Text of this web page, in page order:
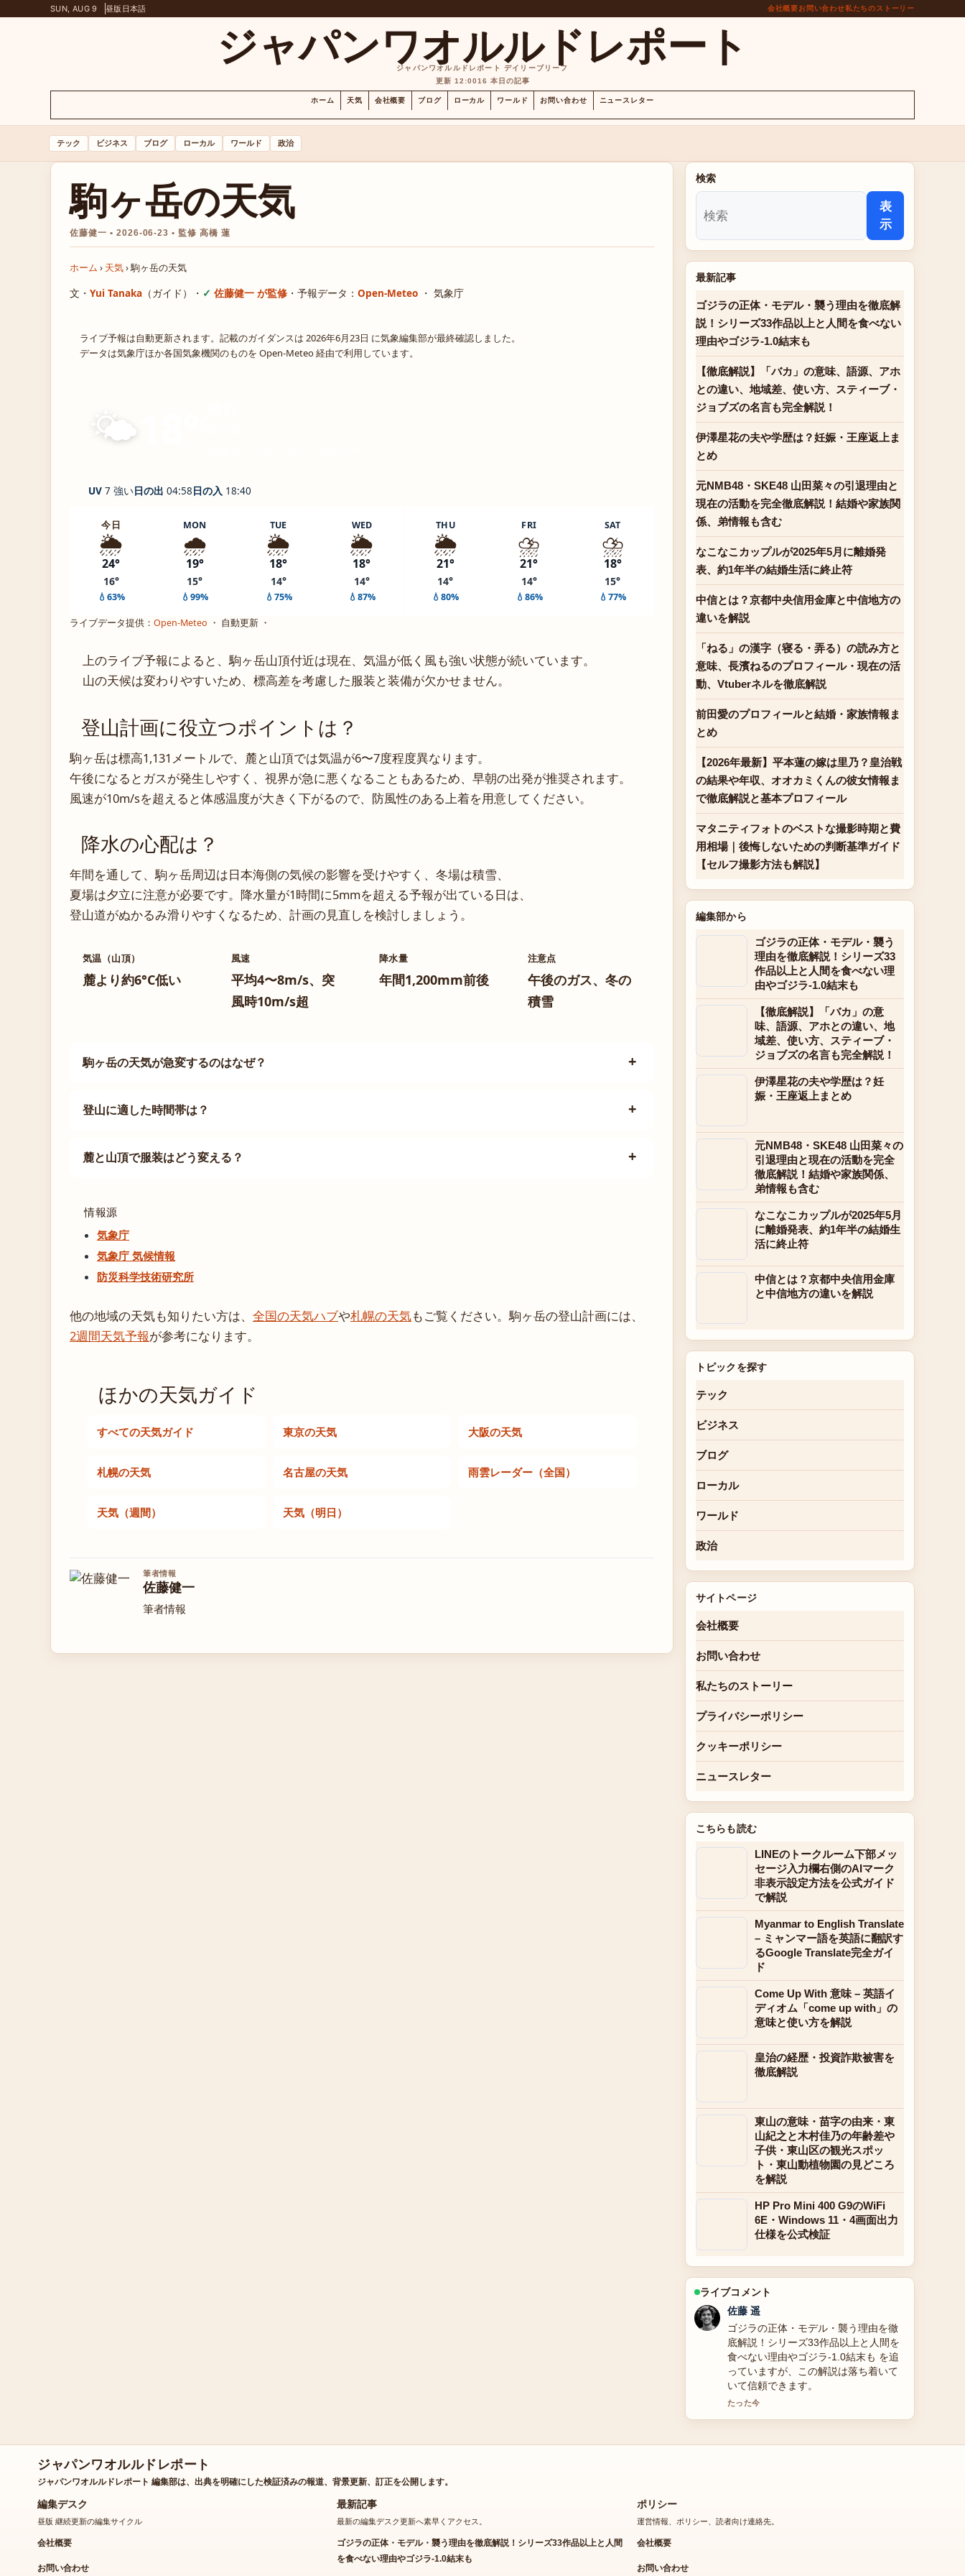
SUN, AUG 9 昼版 日本語 会社概要お問い合わせ私たちのストーリー
ジャパンワオルルドレポート
ジャパンワオルルドレポート デイリーブリーフ
更新 12:0016 本日の記事
ホーム 天気 会社概要 ブログ ローカル ワールド お問い合わせ ニュースレター
テック ビジネス ブログ ローカル ワールド 政治
駒ヶ岳の天気
佐藤健一 • 2026-06-23 • 監修 高橋 蓮
ホーム › 天気›駒ヶ岳の天気
文・ Yui Tanaka （ガイド） ・ 佐藤健一 が監修 ・ 予報データ： Open-Meteo ・ 気象庁
ライブ予報は自動更新されます。記載のガイダンスは 2026年6月23日 に気象編集部が最終確認しました。
データは気象庁ほか各国気象機関のものを Open-Meteo 経由で利用しています。
🌤️
UV 7 強い日の出 04:58日の入 18:40
今日
🌦️
24°
16°
💧63%
MON
🌧️
19°
15°
💧99%
TUE
🌦️
18°
14°
💧75%
WED
🌦️
18°
14°
💧87%
THU
🌦️
21°
14°
💧80%
FRI
⛈️
21°
14°
💧86%
SAT
⛈️
18°
15°
💧77%
ライブデータ提供： Open-Meteo ・ 自動更新 ・
上のライブ予報によると、駒ヶ岳山頂付近は現在、気温が低く風も強い状態が続いています。
山の天候は変わりやすいため、標高差を考慮した服装と装備が欠かせません。
登山計画に役立つポイントは？
駒ヶ岳は標高1,131メートルで、麓と山頂では気温が6〜7度程度異なります。
午後になるとガスが発生しやすく、視界が急に悪くなることもあるため、早朝の出発が推奨されます。
風速が10m/sを超えると体感温度が大きく下がるので、防風性のある上着を用意してください。
降水の心配は？
年間を通して、駒ヶ岳周辺は日本海側の気候の影響を受けやすく、冬場は積雪、
夏場は夕立に注意が必要です。降水量が1時間に5mmを超える予報が出ている日は、
登山道がぬかるみ滑りやすくなるため、計画の見直しを検討しましょう。
気温（山頂）
麓より約6°C低い
風速
平均4〜8m/s、突
風時10m/s超
降水量
年間1,200mm前後
注意点
午後のガス、冬の
積雪
駒ヶ岳の天気が急変するのはなぜ？
登山に適した時間帯は？
麓と山頂で服装はどう変える？
情報源
気象庁
気象庁 気候情報
防災科学技術研究所
他の地域の天気も知りたい方は、 全国の天気ハブや札幌の天気もご覧ください。駒ヶ岳の登山計画には、
2週間天気予報が参考になります。
ほかの天気ガイド
すべての天気ガイド 東京の天気 大阪の天気
札幌の天気 名古屋の天気 雨雲レーダー（全国）
天気（週間） 天気（明日）
筆者情報
佐藤健一
筆者情報
検索
表
示
最新記事
ゴジラの正体・モデル・襲う理由を徹底解
説！シリーズ33作品以上と人間を食べない
理由やゴジラ-1.0結末も
【徹底解説】「バカ」の意味、語源、アホ
との違い、地域差、使い方、スティーブ・
ジョブズの名言も完全解説！
伊澤星花の夫や学歴は？妊娠・王座返上ま
とめ
元NMB48・SKE48 山田菜々の引退理由と
現在の活動を完全徹底解説！結婚や家族関
係、弟情報も含む
なこなこカップルが2025年5月に離婚発
表、約1年半の結婚生活に終止符
中信とは？京都中央信用金庫と中信地方の
違いを解説
「ねる」の漢字（寝る・弄る）の読み方と
意味、長濱ねるのプロフィール・現在の活
動、Vtuberネルを徹底解説
前田愛のプロフィールと結婚・家族情報ま
とめ
【2026年最新】平本蓮の嫁は里乃？皇治戦
の結果や年収、オオカミくんの彼女情報ま
で徹底解説と基本プロフィール
マタニティフォトのベストな撮影時期と費
用相場｜後悔しないための判断基準ガイド
【セルフ撮影方法も解説】
編集部から
ゴジラの正体・モデル・襲う
理由を徹底解説！シリーズ33
作品以上と人間を食べない理
由やゴジラ-1.0結末も
【徹底解説】「バカ」の意
味、語源、アホとの違い、地
域差、使い方、スティーブ・
ジョブズの名言も完全解説！
伊澤星花の夫や学歴は？妊
娠・王座返上まとめ
元NMB48・SKE48 山田菜々の
引退理由と現在の活動を完全
徹底解説！結婚や家族関係、
弟情報も含む
なこなこカップルが2025年5月
に離婚発表、約1年半の結婚生
活に終止符
中信とは？京都中央信用金庫
と中信地方の違いを解説
トピックを探す
テック
ビジネス
ブログ
ローカル
ワールド
政治
サイトページ
会社概要
お問い合わせ
私たちのストーリー
プライバシーポリシー
クッキーポリシー
ニュースレター
こちらも読む
LINEのトークルーム下部メッ
セージ入力欄右側のAIマーク
非表示設定方法を公式ガイド
で解説
Myanmar to English Translate
– ミャンマー語を英語に翻訳す
るGoogle Translate完全ガイ
ド
Come Up With 意味 – 英語イ
ディオム「come up with」の
意味と使い方を解説
皇治の経歴・投資詐欺被害を
徹底解説
東山の意味・苗字の由来・東
山紀之と木村佳乃の年齢差や
子供・東山区の観光スポッ
ト・東山動植物園の見どころ
を解説
HP Pro Mini 400 G9のWiFi
6E・Windows 11・4画面出力
仕様を公式検証
ライブコメント
伊藤 芽衣
【徹底解説】「バカ」の意味、語源、
アホとの違い、地域差、使い方、ステ
ィーブ・ジョブズの名言も完全解説！
の背景説明が助かります。ライブ更新
を続けてください。
3 分前
ジャパンワオルルドレポート
ジャパンワオルルドレポート 編集部は、出典を明確にした検証済みの報道、背景更新、訂正を公開します。
編集デスク
昼版 継続更新の編集サイクル
会社概要
お問い合わせ
最新記事
最新の編集デスク更新へ素早くアクセス。
ゴジラの正体・モデル・襲う理由を徹底解説！シリーズ33作品以上と人間
を食べない理由やゴジラ-1.0結末も
ポリシー
運営情報、ポリシー、読者向け連絡先。
会社概要
お問い合わせ